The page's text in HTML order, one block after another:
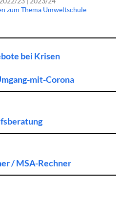
zum Thema Umweltschule
bei Krisen
mit-Corona
/ MSA-Rechner